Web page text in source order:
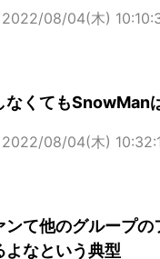
2022/08/04(木)
なくてもSnowMan
2022/08/04(木)
ンて他のグループの
よなという典型